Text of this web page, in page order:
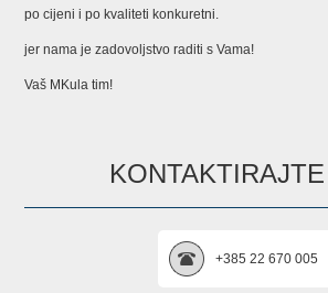
po cijeni i po kvaliteti konkuretni.
jer nama je zadovoljstvo raditi s Vama!
Vaš MKula tim!
+385 22 670 005